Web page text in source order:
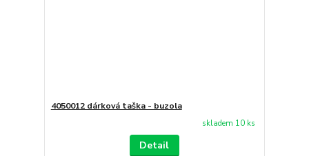
4050012 dárková taška - buzola
skladem 10 ks
Detail